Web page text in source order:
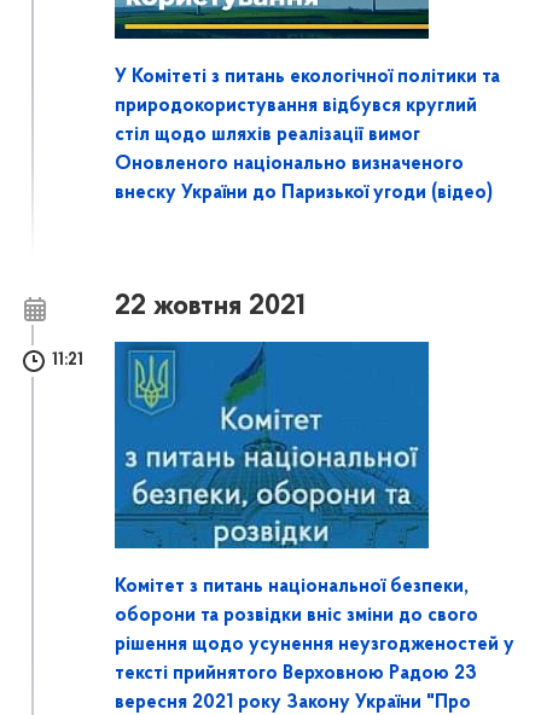
У Комітеті з питань екологічної політики та
природокористування відбувся круглий
стіл щодо шляхів реалізації вимог
Оновленого національно визначеного
внеску України до Паризької угоди (відео)
22 жовтня 2021
11:21
Комітет з питань національної безпеки,
оборони та розвідки вніс зміни до свого
рішення щодо усунення неузгодженостей у
тексті прийнятого Верховною Радою 23
вересня 2021 року Закону України "Про